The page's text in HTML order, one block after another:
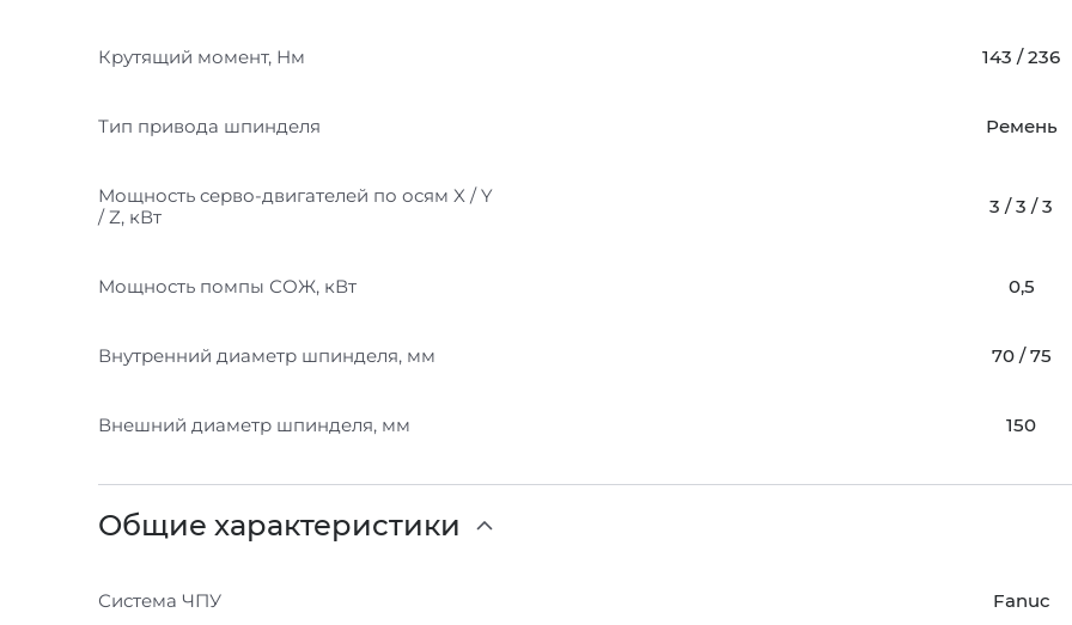
Крутящий момент, Нм 143 / 236
Тип привода шпинделя Ремень
Мощность серво-двигателей по осям X / Y
/ Z, кВт
3 / 3 / 3
Мощность помпы СОЖ, кВт 0,5
Внутренний диаметр шпинделя, мм 70 / 75
Внешний диаметр шпинделя, мм 150
Общие характеристики
Система ЧПУ Fanuc